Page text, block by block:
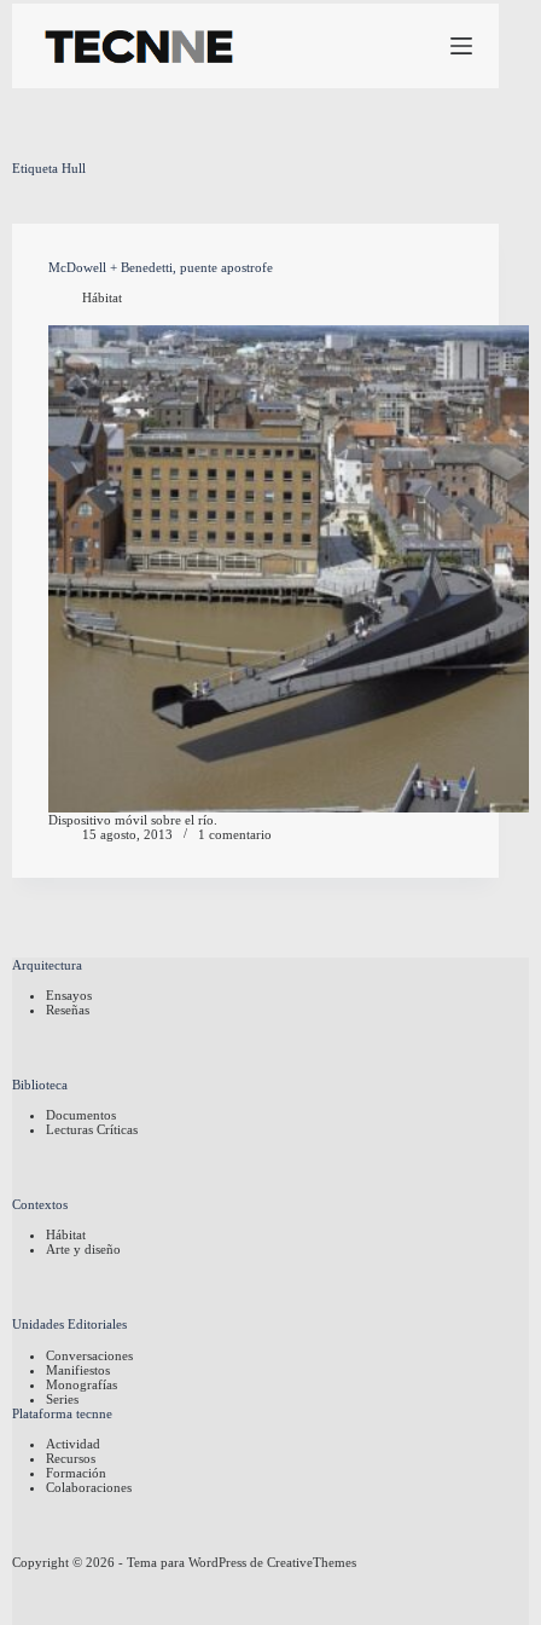
contenido
Etiqueta Hull
McDowell + Benedetti, puente apostrofe
Hábitat
Dispositivo móvil sobre el río.
15 agosto, 2013
1 comentario
Arquitectura
Ensayos
Reseñas
Biblioteca
Documentos
Lecturas Críticas
Contextos
Hábitat
Arte y diseño
Unidades Editoriales
Conversaciones
Manifiestos
Monografías
Series
Plataforma tecnne
Actividad
Recursos
Formación
Colaboraciones
Copyright © 2026 - Tema para WordPress de CreativeThemes